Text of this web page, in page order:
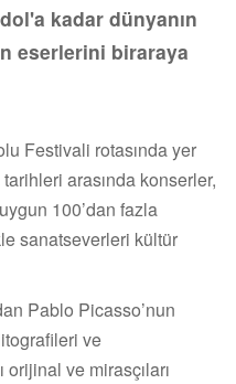
kadar dünyanın
eserlerini biraraya
Festivali rotasında yer
arasında konserler,
100’dan fazla
sanatseverleri kültür
Pablo Picasso’nun
ve
ve mirasçıları